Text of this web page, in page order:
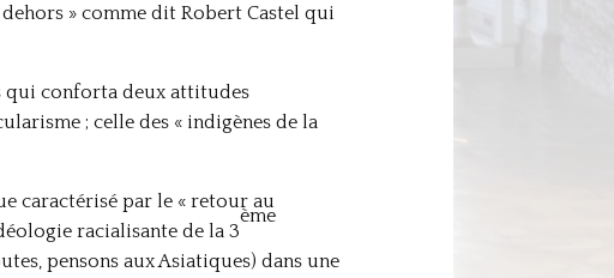
» comme dit Robert Castel qui
qui conforta deux attitudes
; celle des « indigènes de la
caractérisé par le « retour au
racialisante de la 3
ème
pensons aux Asiatiques) dans une